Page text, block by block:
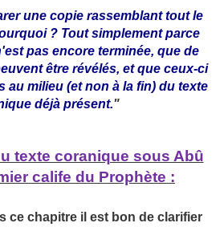
une copie rassemblant tout le
? Tout simplement parce
pas encore terminée, que de
être révélés, et que ceux-ci
au milieu (et non à la fin) du texte
déjà présent."
texte coranique sous Abû
calife du Prophète :
ce chapitre il est bon de clarifier